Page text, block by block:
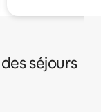
séjours